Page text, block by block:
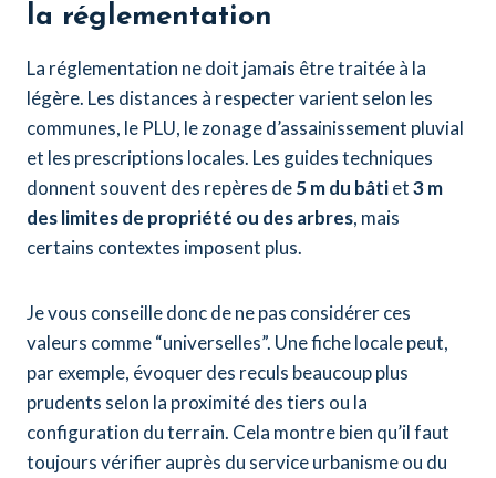
la réglementation
La réglementation ne doit jamais être traitée à la
légère. Les distances à respecter varient selon les
communes, le PLU, le zonage d’assainissement pluvial
et les prescriptions locales. Les guides techniques
donnent souvent des repères de5 m du bâtiet3 m
des limites de propriété ou des arbres, mais
certains contextes imposent plus.
Je vous conseille donc de ne pas considérer ces
valeurs comme “universelles”. Une fiche locale peut,
par exemple, évoquer des reculs beaucoup plus
prudents selon la proximité des tiers ou la
configuration du terrain. Cela montre bien qu’il faut
toujours vérifier auprès du service urbanisme ou du